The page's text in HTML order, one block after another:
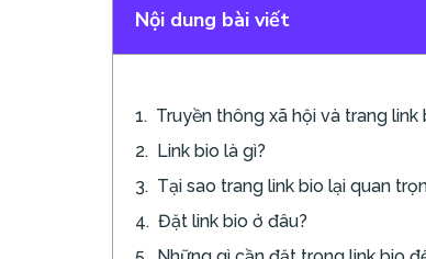
Nội dung bài viết
Truyền thông xã hội và trang link
Link bio là gì?
Tại sao trang link bio lại quan
Đặt link bio ở đâu?